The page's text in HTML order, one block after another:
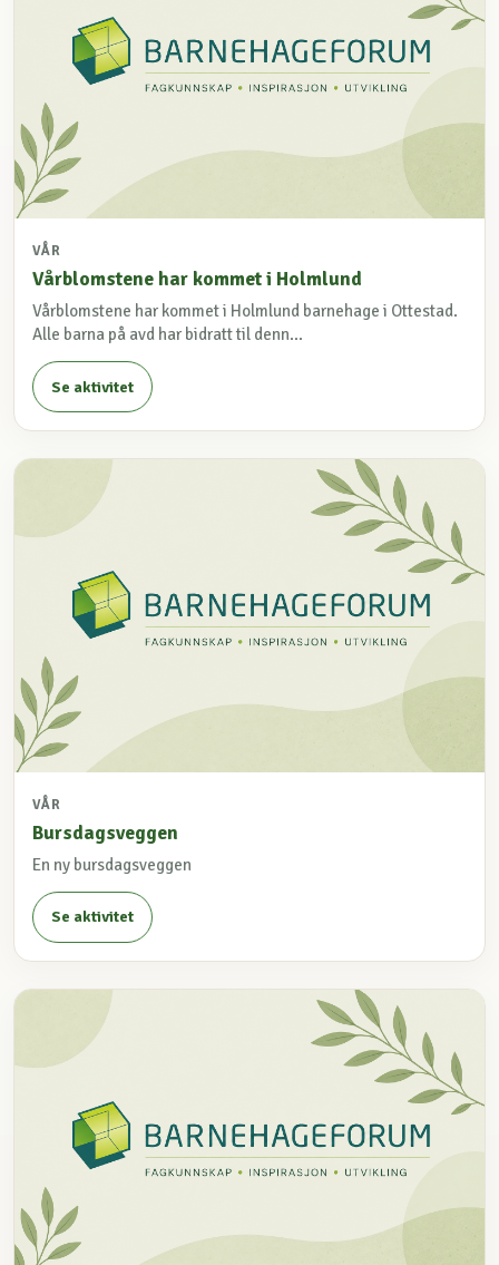
VÅR
Vårblomstene har kommet i Holmlund
Vårblomstene har kommet i Holmlund barnehage i Ottestad.
Alle barna på avd har bidratt til denn...
Se aktivitet
VÅR
Bursdagsveggen
En ny bursdagsveggen
Se aktivitet